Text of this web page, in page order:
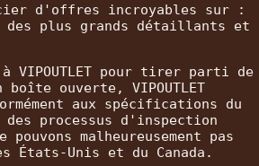
d'offres incroyables sur :
des plus grands détaillants et
pour tirer parti de
ouverte, VIPOUTLET
aux spécifications du
processus d'inspection
malheureusement pas
États-Unis et du Canada.